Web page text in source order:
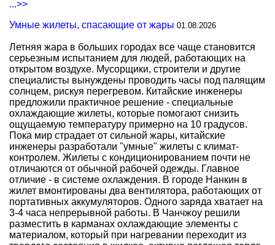
...>>
Умные жилеты, спасающие от жары 01.08.2026
Летняя жара в больших городах все чаще становится
серьезным испытанием для людей, работающих на
открытом воздухе. Мусорщики, строители и другие
специалисты вынуждены проводить часы под палящим
солнцем, рискуя перегревом. Китайские инженеры
предложили практичное решение - специальные
охлаждающие жилеты, которые помогают снизить
ощущаемую температуру примерно на 10 градусов.
Пока мир страдает от сильной жары, китайские
инженеры разработали "умные" жилеты с климат-
контролем. Жилеты с кондиционированием почти не
отличаются от обычной рабочей одежды. Главное
отличие - в системе охлаждения. В городе Нанкин в
жилет вмонтированы два вентилятора, работающих от
портативных аккумуляторов. Одного заряда хватает на
3-4 часа непрерывной работы. В Чанчжоу решили
разместить в карманах охлаждающие элементы с
материалом, который при нагревании переходит из